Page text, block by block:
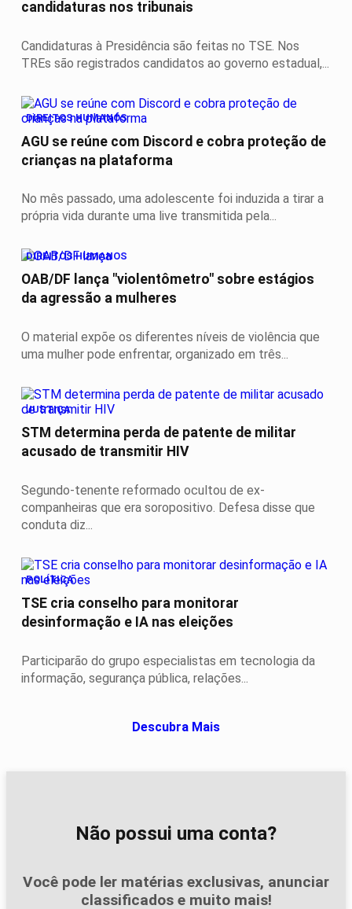
candidaturas nos tribunais
Candidaturas à Presidência são feitas no TSE. Nos
TREs são registrados candidatos ao governo estadual,...
DIREITOS HUMANOS
AGU se reúne com Discord e cobra proteção de
crianças na plataforma
No mês passado, uma adolescente foi induzida a tirar a
própria vida durante uma live transmitida pela...
DIREITOS HUMANOS
OAB/DF lança "violentômetro" sobre estágios
da agressão a mulheres
O material expõe os diferentes níveis de violência que
uma mulher pode enfrentar, organizado em três...
JUSTIÇA
STM determina perda de patente de militar
acusado de transmitir HIV
Segundo-tenente reformado ocultou de ex-
companheiras que era soropositivo. Defesa disse que
conduta diz...
POLÍTICA
TSE cria conselho para monitorar
desinformação e IA nas eleições
Participarão do grupo especialistas em tecnologia da
informação, segurança pública, relações...
Descubra Mais
Não possui uma conta?
Você pode ler matérias exclusivas, anunciar
classificados e muito mais!